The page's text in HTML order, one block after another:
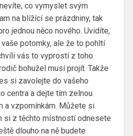
co vymyslet svým
na blížící se prázdniny, tak
jednou něco nového. Uvidíte,
potomky, ale že to pohltí
vás to vyprostí z toho
bohužel musí projít. Takže
si zavolejte do vašeho
centra a dejte tím zelnou
a vzpomínkám. Můžete si
si z těchto místností odnesete
dlouho na ně budete